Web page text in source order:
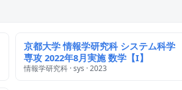
京都大学 情報学研究科 システム科学
専攻 2022年8月実施 数学【I】
情報学研究科 · sys · 2023